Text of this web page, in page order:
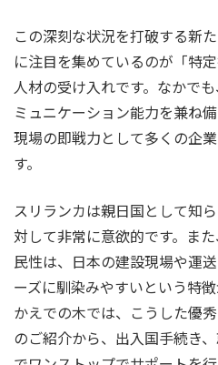
この深刻な状況を打破する新
に注目を集めているのが「特
人材の受け入れです。なかで
ミュニケーション能力を兼ね
現場の即戦力として多くの企
す。
スリランカは親日国として知
対して非常に意欲的です。ま
民性は、日本の建設現場や運
ーズに馴染みやすいという特
かえでの木では、こうした優
のご紹介から、出入国手続き